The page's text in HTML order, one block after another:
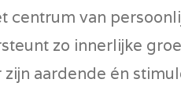
centrum van
zo innerlijke
aardende én